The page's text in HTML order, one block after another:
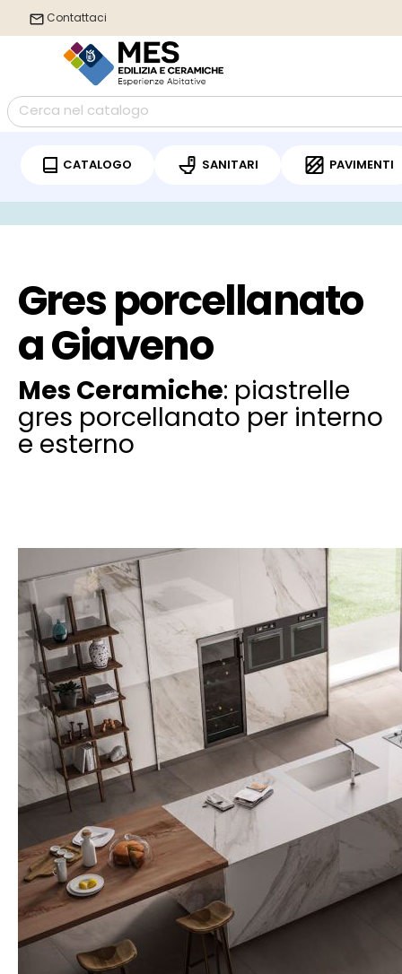
Contattaci
CATALOGO SANITARI PAVIMENTI
Gres porcellanato
a Giaveno
Mes Ceramiche: piastrelle
gres porcellanato per interno
e esterno